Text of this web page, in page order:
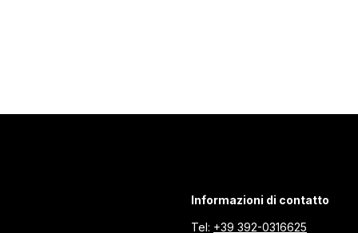
Informazioni di contatto
Tel: +39 392-0316625